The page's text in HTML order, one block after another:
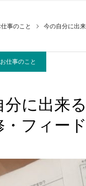
仕事のこと 今の自分に出
お仕事のこと
分に出来
・フィー